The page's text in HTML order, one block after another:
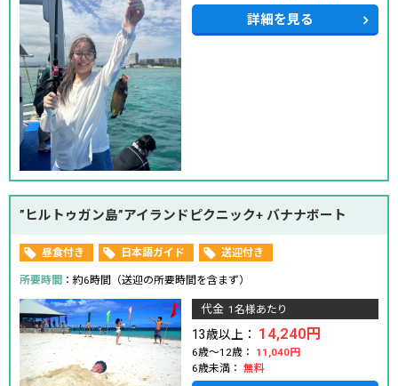
詳細を見る
”ヒルトゥガン島”アイランドピクニック+ バナナボート
昼食付き 日本語ガイド 送迎付き
所要時間 ：約6時間（送迎の所要時間を含まず）
代金 1名様あたり
13歳以上： 14,240円
6歳～12歳：
11,040円
6歳未満： 無料